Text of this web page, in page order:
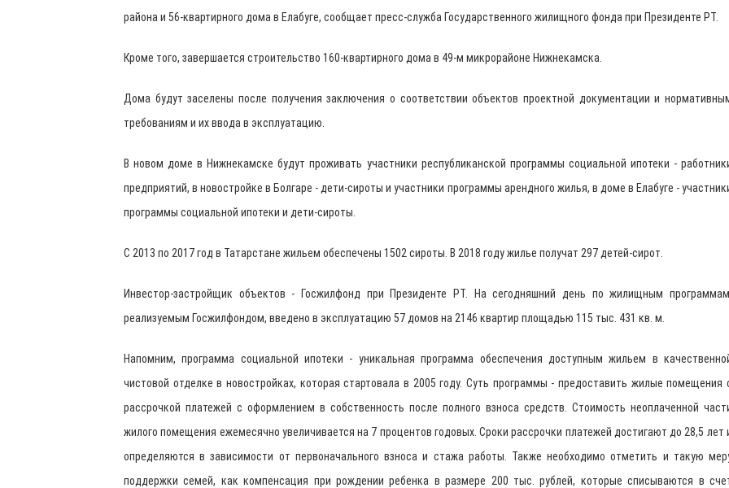
района и 56-квартирного дома в Елабуге, сообщает пресс-служба Государственного жилищного фонда при Президенте РТ.
Кроме того, завершается строительство 160-квартирного дома в 49-м микрорайоне Нижнекамска.
Дома будут заселены после получения заключения о соответствии объектов проектной документации и
требованиям и их ввода в эксплуатацию.
В новом доме в Нижнекамске будут проживать участники республиканской программы социальной ипотеки -
предприятий, в новостройке в Болгаре - дети-сироты и участники программы арендного жилья, в доме в Елабуге -
программы социальной ипотеки и дети-сироты.
С 2013 по 2017 год в Татарстане жильем обеспечены 1502 сироты. В 2018 году жилье получат 297 детей-сирот.
Инвестор-застройщик объектов - Госжилфонд при Президенте РТ. На сегодняшний день по жилищным
реализуемым Госжилфондом, введено в эксплуатацию 57 домов на 2146 квартир площадью 115 тыс. 431 кв. м.
Напомним, программа социальной ипотеки - уникальная программа обеспечения доступным жильем в
чистовой отделке в новостройках, которая стартовала в 2005 году. Суть программы - предоставить жилые помещения
рассрочкой платежей с оформлением в собственность после полного взноса средств. Стоимость неоплаченной
жилого помещения ежемесячно увеличивается на 7 процентов годовых. Сроки рассрочки платежей достигают до 28,5 лет
определяются в зависимости от первоначального взноса и стажа работы. Также необходимо отметить и такую
поддержки семей, как компенсация при рождении ребенка в размере 200 тыс. рублей, которые списываются в